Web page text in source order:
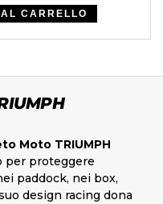
CARRELLO
Moto TRIUMPH
per proteggere
paddock, nei box,
design racing dona